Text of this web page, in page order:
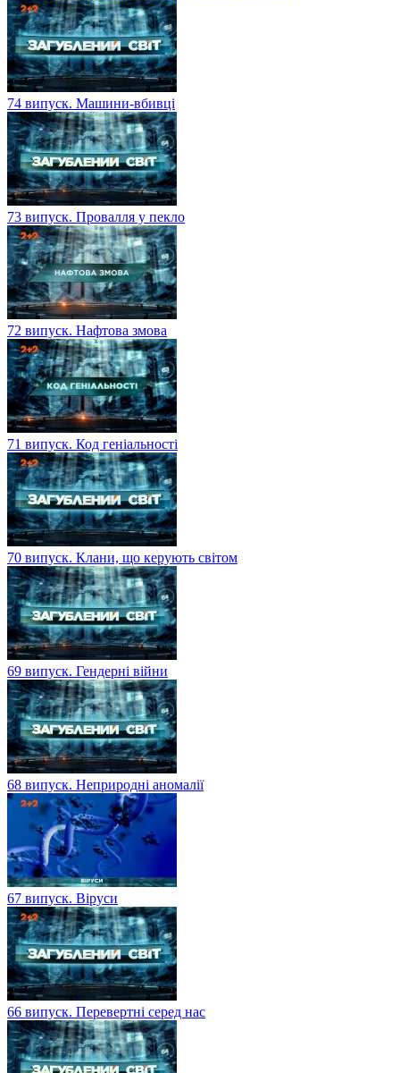
74 випуск. Машини-вбивці
73 випуск. Провалля у пекло
72 випуск. Нафтова змова
71 випуск. Код геніальності
70 випуск. Клани, що керують світом
69 випуск. Гендерні війни
68 випуск. Неприродні аномалії
67 випуск. Віруси
66 випуск. Перевертні серед нас